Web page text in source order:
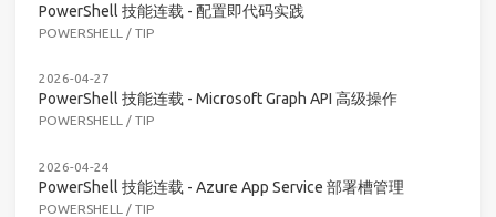
PowerShell 技能连载 - 配置即代码实践
POWERSHELL / TIP
2026-04-27
PowerShell 技能连载 - Microsoft Graph API 高级操作
POWERSHELL / TIP
2026-04-24
PowerShell 技能连载 - Azure App Service 部署槽管理
POWERSHELL / TIP